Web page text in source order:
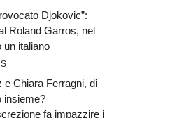
Djokovic”:
Roland Garros, nel
un italiano
e Chiara Ferragni, di
insieme?
fa impazzire i